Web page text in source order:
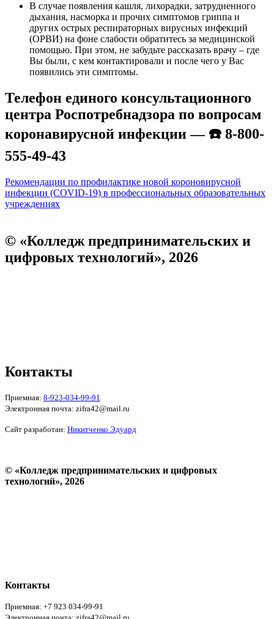
В случае появления кашля, лихорадки, затрудненного
дыхания, насморка и прочих симптомов гриппа и
других острых респираторных вирусных инфекций
(ОРВИ) на фоне слабости обратитесь за медицинской
помощью. При этом, не забудьте рассказать врачу – где
Вы были, с кем контактировали и после чего у Вас
появились эти симптомы.
Телефон единого консультационного
центра Роспотребнадзора по вопросам
коронавирусной инфекции — ☎️ 8-800-
555-49-43
Рекомендации по профилактике новой короновирусной
инфекции (COVID-19) в профессиональных образовательных
учреждениях
© «Колледж предпринимательских и
цифровых технологий», 2026
Контакты
Приемная: 8-923-034-99-91
Электронная почта: zifra42@mail.ru
Сайт разработан: Никитченко Эдуард
© «Колледж предпринимательских и цифровых
технологий», 2026
Контакты
Приемная: +7 923 034-99-91